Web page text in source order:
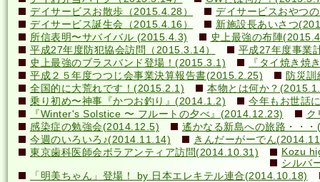
デイサービスお散歩（2015.4.28）
デイサービスおやつ
デイサービス誕生会（2015.4.16）
新施設長あいさつ
所信表明〜サバイバル (2015.4.3)
史上最強の布陣
平成27年度防犯協会訪問（2015.3.14）
平成27年度事業
史上最強のブラスバンド登場！(2015.3.1)
『タイ焼き焼
平成２５年度つつじ会事業決算報告書(2015.2.25)
防災
全国的に大荒れです！(2015.2.1)
本物とは何か？
乗り初め〜神事『かつお釣り』(2014.1.2)
今年もお世話
『Winter's Solstice 〜 フルートの夕べ』(2014.12.23)
ク
感染症の勉強会(2014.12.5)
遙かなる新島への旅路・・
今週のいろいろ♪(2014.11.14)
きんだーがーでん
東京歯科医師会ボラアンティア訪問(2014.10.31)
Kozu
シルバ
「明美ちゃん」登場！ by 日本エレキテル連合(2014.10.18)